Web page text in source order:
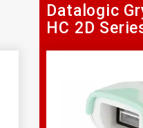
Datalogic
HC 2D